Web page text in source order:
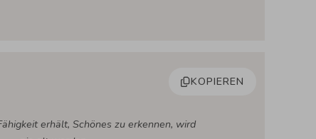
KOPIEREN
erhält, Schönes zu erkennen, wird